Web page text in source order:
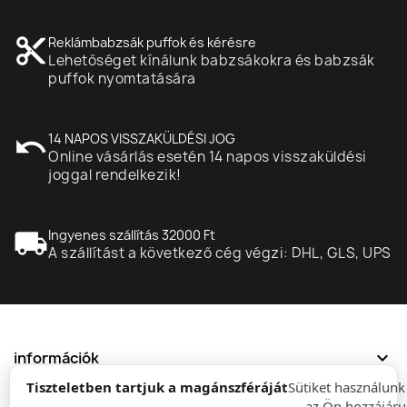
Tiszteletben tartjuk a magánszférájátSütiket
content_cut Reklámbabzsák puffok és kérésre
Lehetőséget kínálunk babzsákokra és babzsák
puffok nyomtatására
undo14 NAPOS VISSZAKÜLDÉSI JOG
Online vásárlás esetén 14 napos visszaküldési
joggal rendelkezik!
local_shippingIngyenes szállítás 32000 Ft
A szállítást a következő cég végzi: DHL, GLS, UPS
információk expand_more